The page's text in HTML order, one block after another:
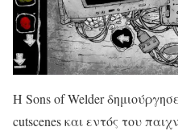
Η Sons of Welder
cutscenes και εντός του